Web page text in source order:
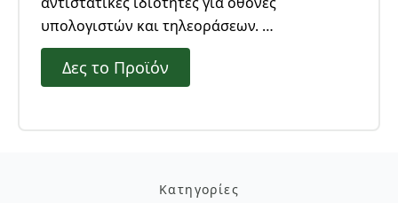
υπολογιστών και τηλεοράσεων.
Δημιουργεί προστατευτικό φιλμ μετά τον
καθαρισμό μειώνοντας έτσι το στατικό
Δες το Προϊόν
Κατηγορίες